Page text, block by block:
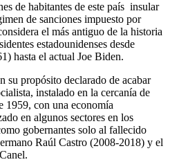
de habitantes de este país insular
de sanciones impuesto por
el más antiguo de la historia
estadounidenses desde
hasta el actual Joe Biden.
su propósito declarado de acabar
instalado en la cercanía de
1959, con una economía
en algunos sectores en los
gobernantes solo al fallecido
Raúl Castro (2008-2018) y el